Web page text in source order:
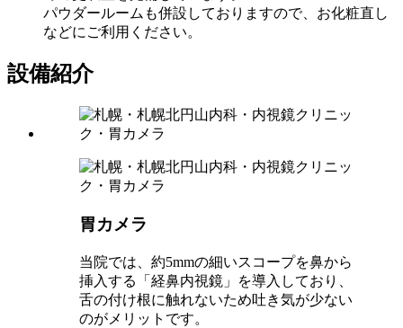
パウダールームも併設しておりますので、お化粧直し
などにご利用ください。
設備紹介
胃カメラ
当院では、約5mmの細いスコープを鼻から
挿入する「経鼻内視鏡」を導入しており、
舌の付け根に触れないため吐き気が少ない
のがメリットです。